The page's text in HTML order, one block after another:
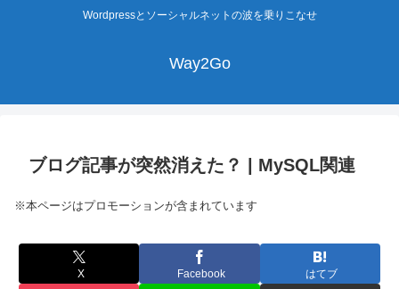
Wordpressとソーシャルネットの波を乗りこなせ
Way2Go
ブログ記事が突然消えた？ | MySQL関連
※本ページはプロモーションが含まれています
X Facebook はてブ